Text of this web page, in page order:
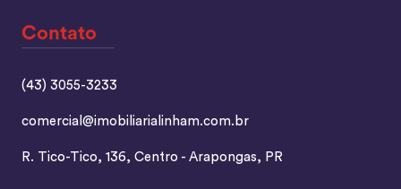
Contato
(43) 3055-3233
comercial@imobiliarialinham.com.br
R. Tico-Tico, 136, Centro - Arapongas, PR